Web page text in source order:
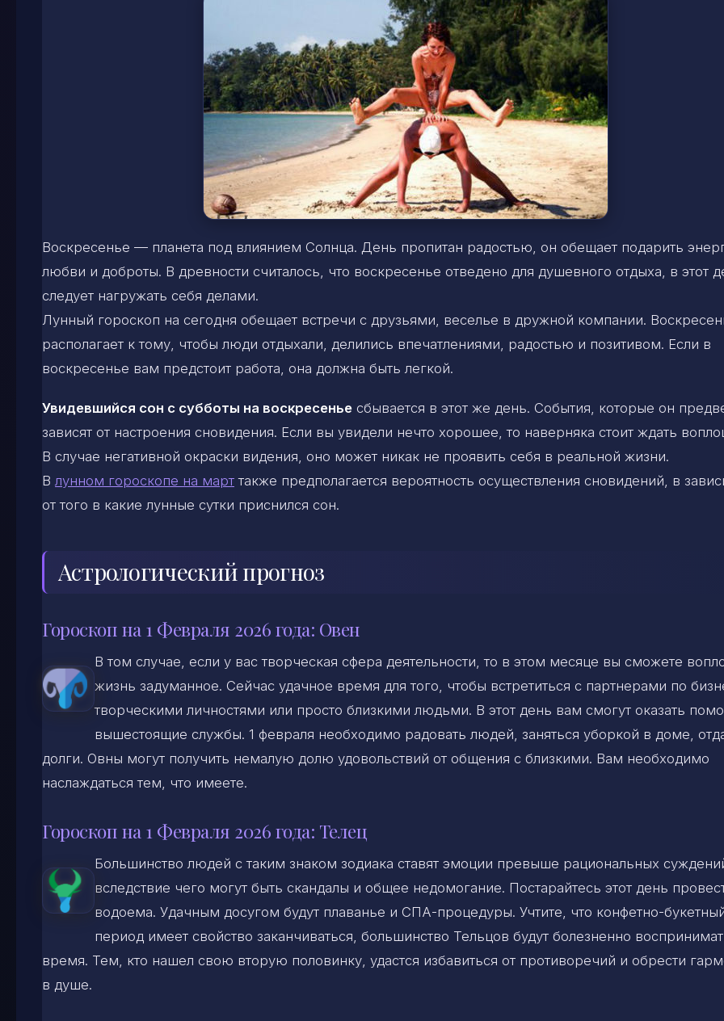
Воскресенье — планета под влиянием Солнца. День пропитан радостью, он обещает подарить
любви и доброты. В древности считалось, что воскресенье отведено для душевного отдыха, в этот
следует нагружать себя делами.
Лунный гороскоп на сегодня обещает встречи с друзьями, веселье в дружной компании.
располагает к тому, чтобы люди отдыхали, делились впечатлениями, радостью и позитивом. Если в
воскресенье вам предстоит работа, она должна быть легкой.
Увидевшийся сон с субботы на воскресенье сбывается в этот же день. События, которые он
зависят от настроения сновидения. Если вы увидели нечто хорошее, то наверняка стоит ждать
В случае негативной окраски видения, оно может никак не проявить себя в реальной жизни.
В лунном гороскопе на март также предполагается вероятность осуществления сновидений, в
от того в какие лунные сутки приснился сон.
Астрологический прогноз
Гороскоп на 1 Февраля 2026 года: Овен
В том случае, если у вас творческая сфера деятельности, то в этом месяце вы сможете
жизнь задуманное. Сейчас удачное время для того, чтобы встретиться с партнерами по
творческими личностями или просто близкими людьми. В этот день вам смогут оказать
вышестоящие службы. 1 февраля необходимо радовать людей, заняться уборкой в доме,
долги. Овны могут получить немалую долю удовольствий от общения с близкими. Вам необходимо
наслаждаться тем, что имеете.
Гороскоп на 1 Февраля 2026 года: Телец
Большинство людей с таким знаком зодиака ставят эмоции превыше рациональных
вследствие чего могут быть скандалы и общее недомогание. Постарайтесь этот день
водоема. Удачным досугом будут плаванье и СПА-процедуры. Учтите, что конфетно-
период имеет свойство заканчиваться, большинство Тельцов будут болезненно
время. Тем, кто нашел свою вторую половинку, удастся избавиться от противоречий и обрести
в душе.